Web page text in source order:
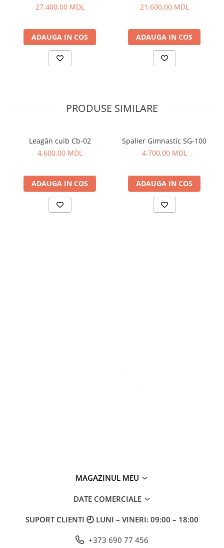
27.400,00 MDL
ADAUGA IN COS
21.600,00 MDL
ADAUGA IN COS
PRODUSE SIMILARE
Leagăn cuib Cb-02
4.600,00 MDL
ADAUGA IN COS
Spalier Gimnastic SG-100
4.700,00 MDL
ADAUGA IN COS
MAGAZINUL MEU
DATE COMERCIALE
SUPORT CLIENTI 🕘 LUNI – VINERI: 09:00 – 18:00
+373 690 77 456